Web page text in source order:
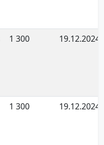
1 300 19.12.2024
1 300 19.12.2024